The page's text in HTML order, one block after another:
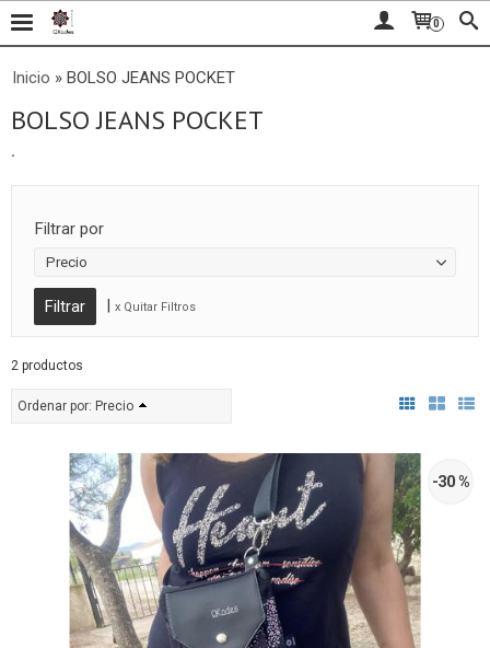
0
Inicio » BOLSO JEANS POCKET
BOLSO JEANS POCKET
.
Filtrar por
Precio
| x Quitar Filtros
2 productos
Ordenar por: Precio
-30 %